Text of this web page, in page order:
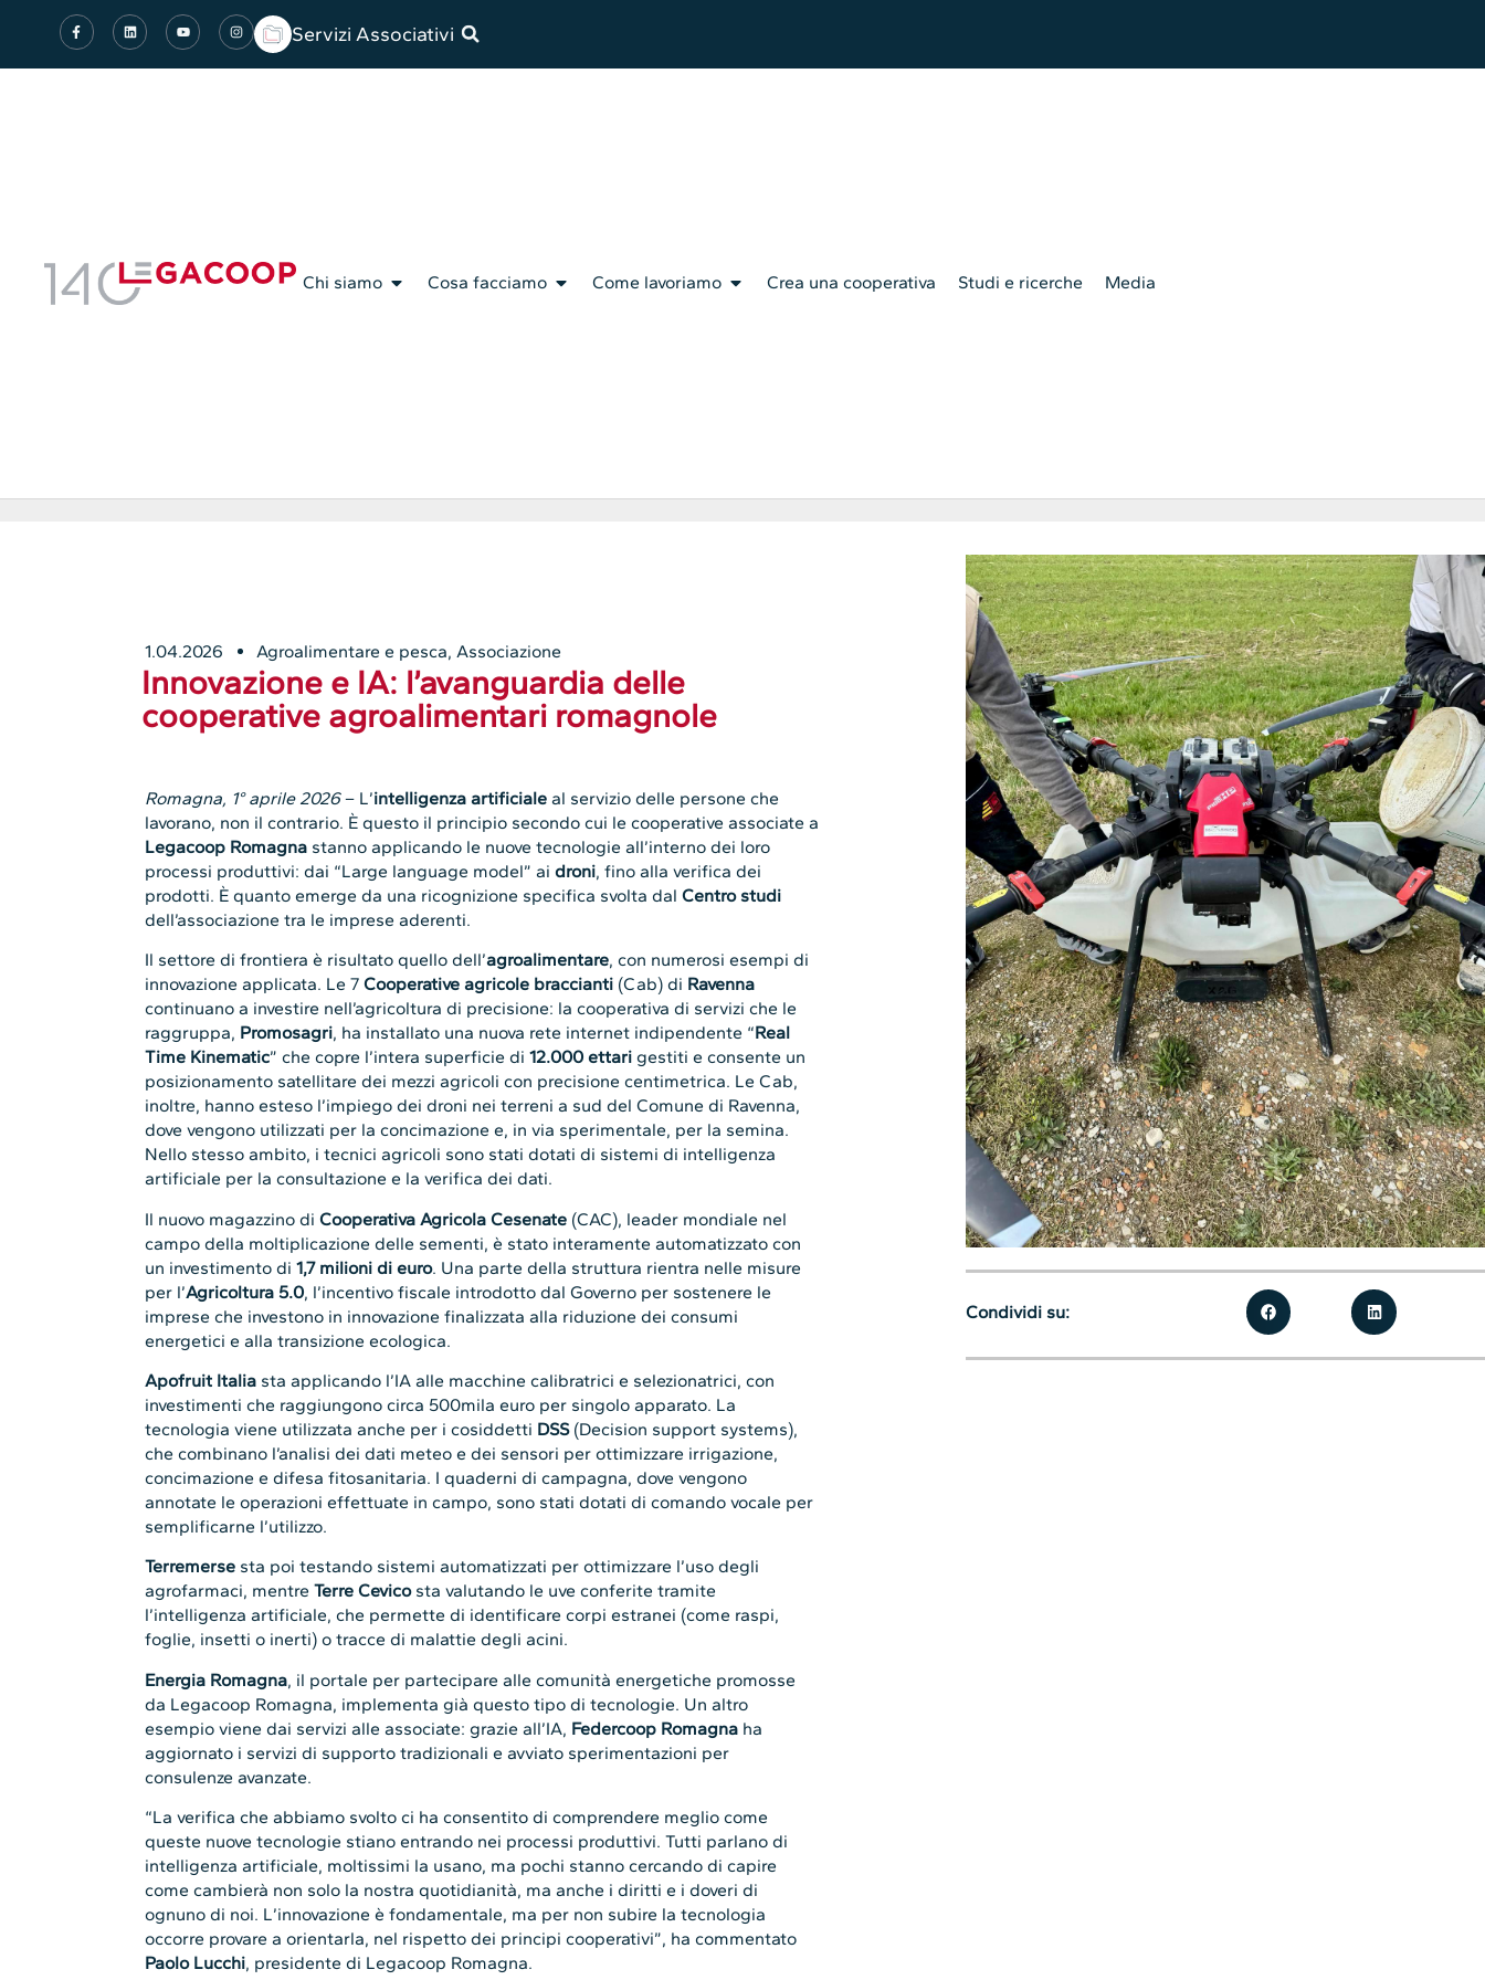
Servizi Associativi
Chi siamo Cosa facciamo Come lavoriamo Crea una cooperativa Studi e ricerche Media
1.04.2026 Agroalimentare e pesca,Associazione
Innovazione e IA: l’avanguardia delle
cooperative agroalimentari romagnole
Romagna, 1° aprile 2026– L’intelligenza artificiale al servizio delle persone che
lavorano, non il contrario. È questo il principio secondo cui le cooperative associate a
Legacoop Romagna stanno applicando le nuove tecnologie all’interno dei loro
processi produttivi: dai “Large language model” aidroni, fino alla verifica dei
prodotti. È quanto emerge da una ricognizione specifica svolta dalCentro studi
dell’associazione tra le imprese aderenti.
Il settore di frontiera è risultato quello dell’agroalimentare, con numerosi esempi di
innovazione applicata. Le 7Cooperative agricole braccianti (Cab) di Ravenna
continuano a investire nell’agricoltura di precisione: la cooperativa di servizi che le
raggruppa, Promosagri, ha installato una nuova rete internet indipendente “Real
Time Kinematic” che copre l’intera superficie di12.000 ettari gestiti e consente un
posizionamento satellitare dei mezzi agricoli con precisione centimetrica. Le Cab,
inoltre, hanno esteso l’impiego dei droni nei terreni a sud del Comune di Ravenna,
dove vengono utilizzati per la concimazione e, in via sperimentale, per la semina.
Nello stesso ambito, i tecnici agricoli sono stati dotati di sistemi di intelligenza
artificiale per la consultazione e la verifica dei dati.
Il nuovo magazzino diCooperativa Agricola Cesenate (CAC), leader mondiale nel
campo della moltiplicazione delle sementi, è stato interamente automatizzato con
un investimento di1,7 milioni di euro. Una parte della struttura rientra nelle misure
per l’Agricoltura 5.0, l’incentivo fiscale introdotto dal Governo per sostenere le
imprese che investono in innovazione finalizzata alla riduzione dei consumi
energetici e alla transizione ecologica.
Apofruit Italia sta applicando l’IA alle macchine calibratrici e selezionatrici, con
investimenti che raggiungono circa 500mila euro per singolo apparato. La
tecnologia viene utilizzata anche per i cosiddetti DSS(Decision support systems),
che combinano l’analisi dei dati meteo e dei sensori per ottimizzare irrigazione,
concimazione e difesa fitosanitaria. I quaderni di campagna, dove vengono
annotate le operazioni effettuate in campo, sono stati dotati di comando vocale per
semplificarne l’utilizzo.
Terremerse sta poi testando sistemi automatizzati per ottimizzare l’uso degli
agrofarmaci, mentreTerre Cevicosta valutando le uve conferite tramite
l’intelligenza artificiale, che permette di identificare corpi estranei (come raspi,
foglie, insetti o inerti) o tracce di malattie degli acini.
Energia Romagna, il portale per partecipare alle comunità energetiche promosse
da Legacoop Romagna, implementa già questo tipo di tecnologie. Un altro
esempio viene dai servizi alle associate: grazie all’IA, Federcoop Romagna ha
aggiornato i servizi di supporto tradizionali e avviato sperimentazioni per
consulenze avanzate.
“La verifica che abbiamo svolto ci ha consentito di comprendere meglio come
queste nuove tecnologie stiano entrando nei processi produttivi. Tutti parlano di
intelligenza artificiale, moltissimi la usano, ma pochi stanno cercando di capire
come cambierà non solo la nostra quotidianità, ma anche i diritti e i doveri di
ognuno di noi. L’innovazione è fondamentale, ma per non subire la tecnologia
occorre provare a orientarla, nel rispetto dei principi cooperativi”, ha commentato
Paolo Lucchi, presidente di Legacoop Romagna.
Condividi su: